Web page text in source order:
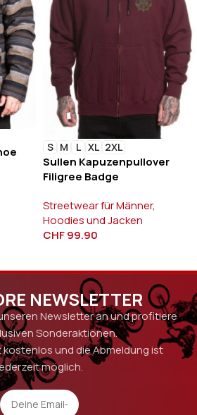
S M L XL 2XL
Sullen Kapuzenpullover
Filigree Badge
Streetwear für Männer,
Hoodies und Jacken
CHF99.90
NEWSLETTER
Newsletter an und profitiere
Sonderaktionen.
kostenlos und die Abmeldung ist
möglich.